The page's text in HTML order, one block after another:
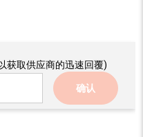
获取供应商的迅速回覆)
确认